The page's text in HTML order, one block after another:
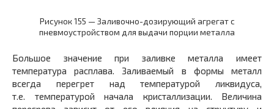
Рисунок 155 — Заливочно-дозирующий агрегат с
пневмоустройством для выдачи порции металла
Большое значение при заливке металла имеет
температура расплава. Заливаемый в формы металл
всегда перегрет над температурой ликвидуса,
т.е. температурой начала кристаллизации. Величина